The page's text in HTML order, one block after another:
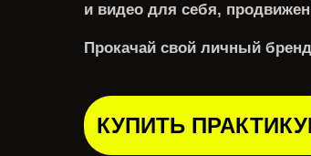
и видео для себя,
Прокачай свой личный бренд
КУПИТЬ